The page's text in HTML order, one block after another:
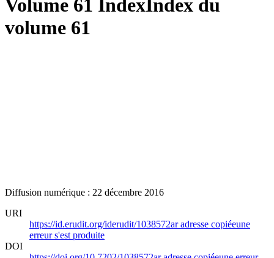
Volume 61 IndexIndex du
volume 61
Diffusion numérique : 22 décembre 2016
URI
https://id.erudit.org/iderudit/1038572aradresse copiéeune
erreur s'est produite
DOI